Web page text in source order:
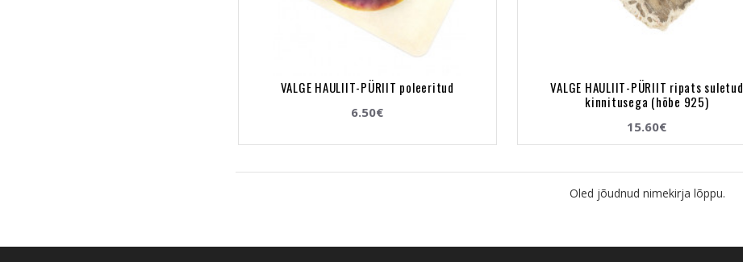
VALGE HAULIIT-PÜRIIT poleeritud
6.50€
VALGE HAULIIT-PÜRIIT ripats suletud
kinnitusega (hõbe 925)
15.60€
Oled jõudnud nimekirja lõppu.